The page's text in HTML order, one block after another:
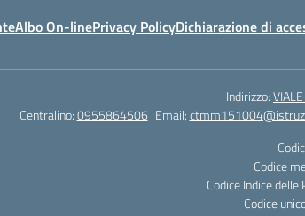
Albo On-linePrivacy PolicyDichiarazione di
Indirizzo:
Centralino:0955864506 Email:
Codice
Codice Indice
Codice